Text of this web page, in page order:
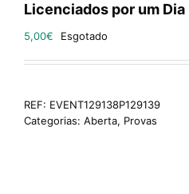
Licenciados por um Dia
5,00€ Esgotado
REF: EVENT129138P129139
Categorias: Aberta, Provas